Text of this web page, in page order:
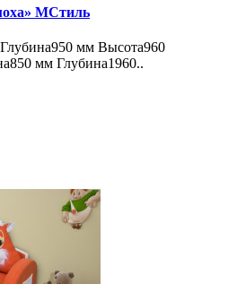
МСтиль
мм Высота960
мм Глубина1960..